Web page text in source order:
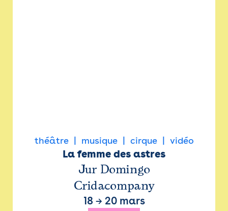
théâtre musique cirque vidéo
La femme des astres
Jur Domingo
Cridacompany
18 → 20 mars